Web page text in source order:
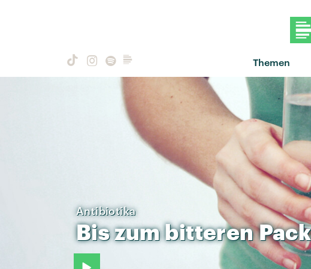
Themen
Antibiotika
Biszumbitteren